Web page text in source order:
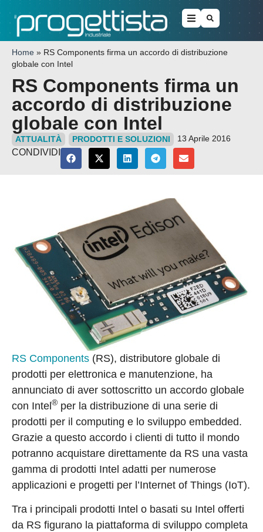
Home » RS Components firma un accordo di distribuzione
globale con Intel
RS Components firma un
accordo di distribuzione
globale con Intel
ATTUALITÀ PRODOTTI E SOLUZIONI 13 Aprile 2016
CONDIVIDI
RS Components (RS), distributore globale di
prodotti per elettronica e manutenzione, ha
annunciato di aver sottoscritto un accordo globale
con Intel ® per la distribuzione di una serie di
prodotti per il computing e lo sviluppo embedded.
Grazie a questo accordo i clienti di tutto il mondo
potranno acquistare direttamente da RS una vasta
gamma di prodotti Intel adatti per numerose
applicazioni e progetti per l’Internet of Things (IoT).
Tra i principali prodotti Intel o basati su Intel offerti
da RS figurano la piattaforma di sviluppo completa